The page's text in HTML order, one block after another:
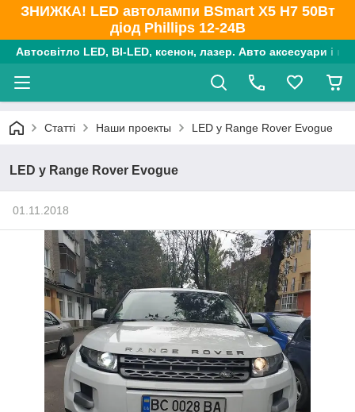
ЗНИЖКА! LED автолампи BSmart X5 H7 50Вт
діод Phillips 12-24В
Автосвітло LED, BI-LED, ксенон, лазер. Авто аксесуари і
Статті Наши проекты LED у Range Rover Evogue
LED у Range Rover Evogue
01.11.2018